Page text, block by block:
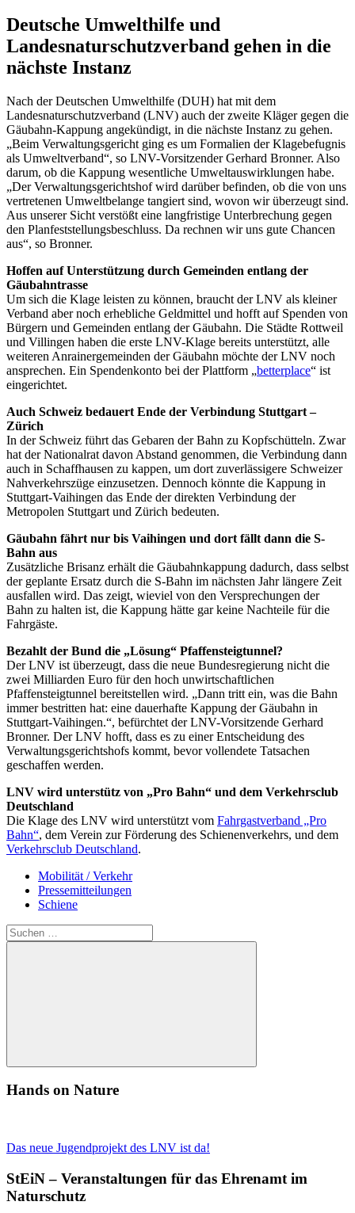
Deutsche Umwelthilfe und
Landesnaturschutzverband gehen in die
nächste Instanz
Nach der Deutschen Umwelthilfe (DUH) hat mit dem
Landesnaturschutzverband (LNV) auch der zweite Kläger gegen die
Gäubahn-Kappung angekündigt, in die nächste Instanz zu gehen.
„Beim Verwaltungsgericht ging es um Formalien der Klagebefugnis
als Umweltverband“, so LNV-Vorsitzender Gerhard Bronner. Also
darum, ob die Kappung wesentliche Umweltauswirklungen habe.
„Der Verwaltungsgerichtshof wird darüber befinden, ob die von uns
vertretenen Umweltbelange tangiert sind, wovon wir überzeugt sind.
Aus unserer Sicht verstößt eine langfristige Unterbrechung gegen
den Planfeststellungsbeschluss. Da rechnen wir uns gute Chancen
aus“, so Bronner.
Hoffen auf Unterstützung durch Gemeinden entlang der
Gäubahntrasse
Um sich die Klage leisten zu können, braucht der LNV als kleiner
Verband aber noch erhebliche Geldmittel und hofft auf Spenden von
Bürgern und Gemeinden entlang der Gäubahn. Die Städte Rottweil
und Villingen haben die erste LNV-Klage bereits unterstützt, alle
weiteren Anrainergemeinden der Gäubahn möchte der LNV noch
ansprechen. Ein Spendenkonto bei der Plattform „betterplace“ ist
eingerichtet.
Auch Schweiz bedauert Ende der Verbindung Stuttgart –
Zürich
In der Schweiz führt das Gebaren der Bahn zu Kopfschütteln. Zwar
hat der Nationalrat davon Abstand genommen, die Verbindung dann
auch in Schaffhausen zu kappen, um dort zuverlässigere Schweizer
Nahverkehrszüge einzusetzen. Dennoch könnte die Kappung in
Stuttgart-Vaihingen das Ende der direkten Verbindung der
Metropolen Stuttgart und Zürich bedeuten.
Gäubahn fährt nur bis Vaihingen und dort fällt dann die S-
Bahn aus
Zusätzliche Brisanz erhält die Gäubahnkappung dadurch, dass selbst
der geplante Ersatz durch die S-Bahn im nächsten Jahr längere Zeit
ausfallen wird. Das zeigt, wieviel von den Versprechungen der
Bahn zu halten ist, die Kappung hätte gar keine Nachteile für die
Fahrgäste.
Bezahlt der Bund die „Lösung“ Pfaffensteigtunnel?
Der LNV ist überzeugt, dass die neue Bundesregierung nicht die
zwei Milliarden Euro für den hoch unwirtschaftlichen
Pfaffensteigtunnel bereitstellen wird. „Dann tritt ein, was die Bahn
immer bestritten hat: eine dauerhafte Kappung der Gäubahn in
Stuttgart-Vaihingen.“, befürchtet der LNV-Vorsitzende Gerhard
Bronner. Der LNV hofft, dass es zu einer Entscheidung des
Verwaltungsgerichtshofs kommt, bevor vollendete Tatsachen
geschaffen werden.
LNV wird unterstütz von „Pro Bahn“ und dem Verkehrsclub
Deutschland
Die Klage des LNV wird unterstützt vom Fahrgastverband „Pro
Bahn“, dem Verein zur Förderung des Schienenverkehrs, und dem
Verkehrsclub Deutschland.
Mobilität / Verkehr
Pressemitteilungen
Schiene
Suchen
nach:
Suchen
Hands on Nature
Das neue Jugendprojekt des LNV ist da!
StEiN – Veranstaltungen für das Ehrenamt im
Naturschutz